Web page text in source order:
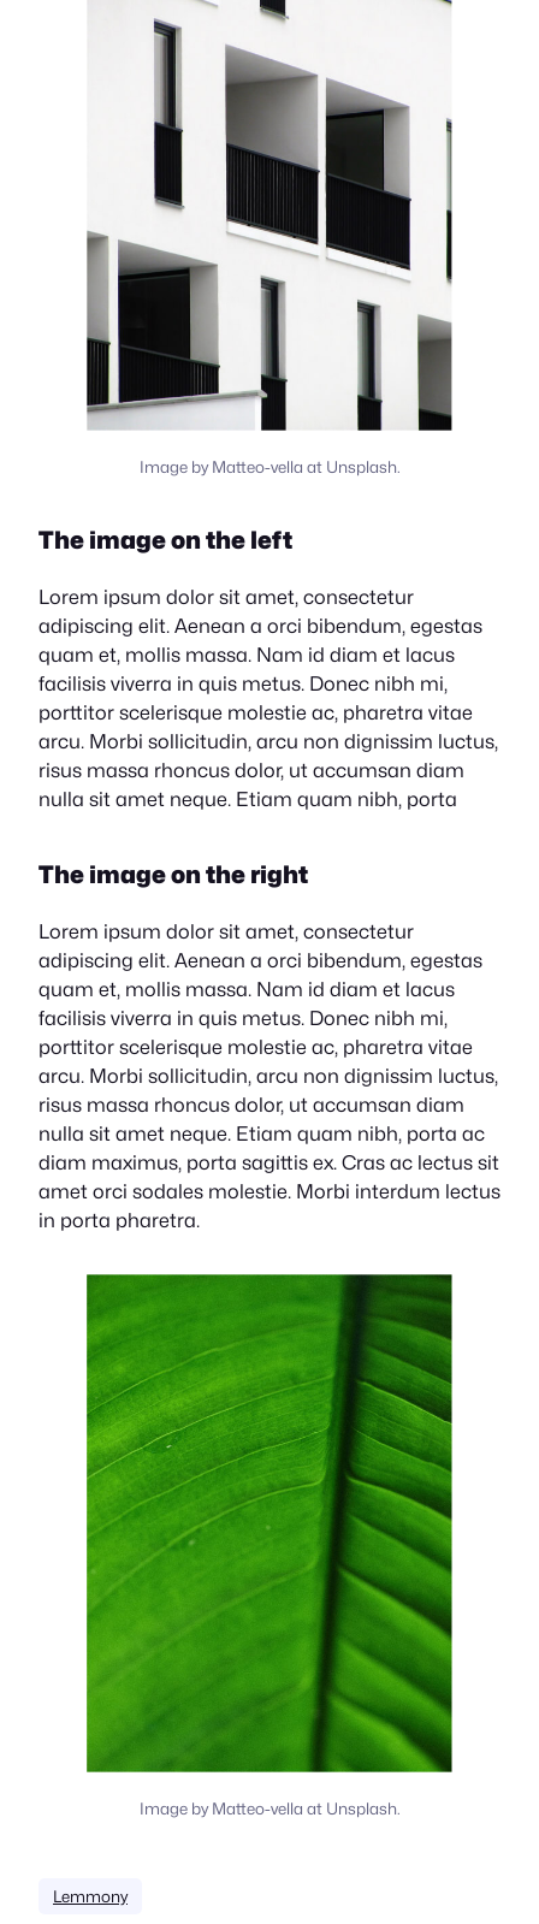
Image by Matteo-vella at Unsplash.
The image on the left
Lorem ipsum dolor sit amet, consectetur
adipiscing elit. Aenean a orci bibendum, egestas
quam et, mollis massa. Nam id diam et lacus
facilisis viverra in quis metus. Donec nibh mi,
porttitor scelerisque molestie ac, pharetra vitae
arcu. Morbi sollicitudin, arcu non dignissim luctus,
risus massa rhoncus dolor, ut accumsan diam
nulla sit amet neque. Etiam quam nibh, porta
The image on the right
Lorem ipsum dolor sit amet, consectetur
adipiscing elit. Aenean a orci bibendum, egestas
quam et, mollis massa. Nam id diam et lacus
facilisis viverra in quis metus. Donec nibh mi,
porttitor scelerisque molestie ac, pharetra vitae
arcu. Morbi sollicitudin, arcu non dignissim luctus,
risus massa rhoncus dolor, ut accumsan diam
nulla sit amet neque. Etiam quam nibh, porta ac
diam maximus, porta sagittis ex. Cras ac lectus sit
amet orci sodales molestie. Morbi interdum lectus
in porta pharetra.
Image by Matteo-vella at Unsplash.
Lemmony